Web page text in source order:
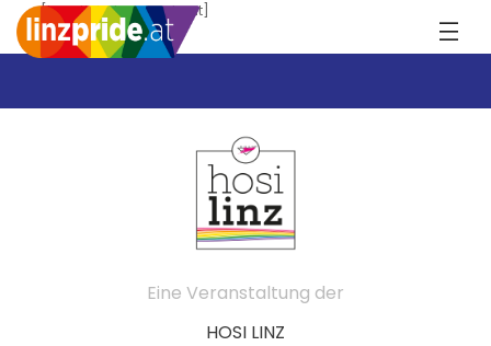
[tec_tickets_checkout]
Eine Veranstaltung der
HOSI LINZ